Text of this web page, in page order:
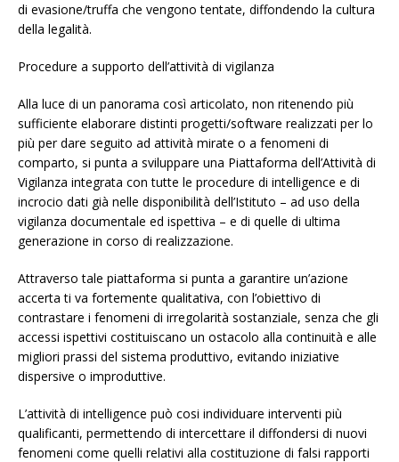
di evasione/truffa che vengono tentate, diffondendo la cultura
della legalità.
Procedure a supporto dell’attività di vigilanza
Alla luce di un panorama così articolato, non ritenendo più
sufficiente elaborare distinti progetti/software realizzati per lo
più per dare seguito ad attività mirate o a fenomeni di
comparto, si punta a sviluppare una Piattaforma dell’Attività di
Vigilanza integrata con tutte le procedure di intelligence e di
incrocio dati già nelle disponibilità dell’Istituto – ad uso della
vigilanza documentale ed ispettiva – e di quelle di ultima
generazione in corso di realizzazione.
Attraverso tale piattaforma si punta a garantire un’azione
accerta ti va fortemente qualitativa, con l’obiettivo di
contrastare i fenomeni di irregolarità sostanziale, senza che gli
accessi ispettivi costituiscano un ostacolo alla continuità e alle
migliori prassi del sistema produttivo, evitando iniziative
dispersive o improduttive.
L’attività di intelligence può cosi individuare interventi più
qualificanti, permettendo di intercettare il diffondersi di nuovi
fenomeni come quelli relativi alla costituzione di falsi rapporti